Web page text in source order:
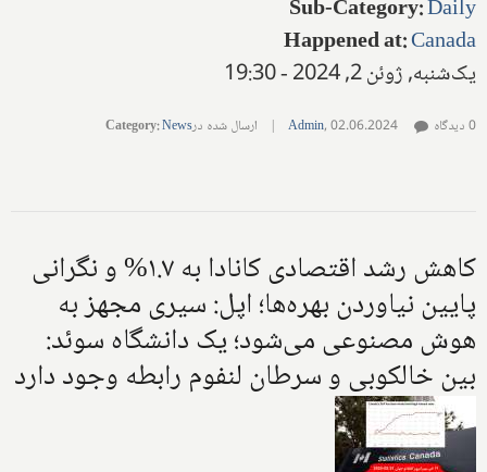
Sub-Category:Daily
Happened at:Canada
یک‌شنبه, ژوئن 2, 2024 - 19:30
Admin,02.06.2024
| ارسال شده در Category:News 0 دیدگاه
کاهش رشد اقتصادی کانادا به ۱.۷% و نگرانی
پایین نیاوردن بهره‌ها؛ اپل: سیری مجهز به
هوش مصنوعی می‌شود؛ یک دانشگاه سوئد:
بین خالکوبی و سرطان لنفوم رابطه وجود دارد